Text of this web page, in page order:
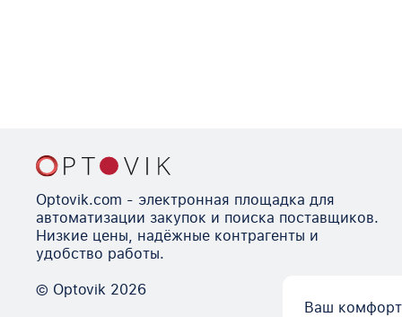
Optovik.com - электронная площадка для
автоматизации закупок и поиска поставщиков.
Низкие цены, надёжные контрагенты и
удобство работы.
© Optovik 2026
Ваш